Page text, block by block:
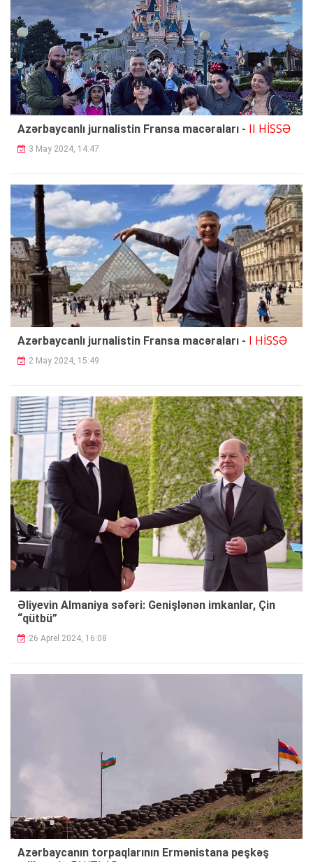
Azərbaycanlı jurnalistin Fransa macəraları - II HİSSƏ
3 May 2024, 14:47
Azərbaycanlı jurnalistin Fransa macəraları - I HİSSƏ
2 May 2024, 15:49
Əliyevin Almaniya səfəri: Genişlənən imkanlar, Çin
“qütbü”
26 Aprel 2024, 16:08
Azərbaycanın torpaqlarının Ermənistana peşkəş